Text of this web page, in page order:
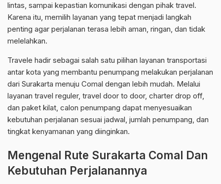
lintas, sampai kepastian komunikasi dengan pihak travel.
Karena itu, memilih layanan yang tepat menjadi langkah
penting agar perjalanan terasa lebih aman, ringan, dan tidak
melelahkan.
Travele hadir sebagai salah satu pilihan layanan transportasi
antar kota yang membantu penumpang melakukan perjalanan
dari Surakarta menuju Comal dengan lebih mudah. Melalui
layanan travel reguler, travel door to door, charter drop off,
dan paket kilat, calon penumpang dapat menyesuaikan
kebutuhan perjalanan sesuai jadwal, jumlah penumpang, dan
tingkat kenyamanan yang diinginkan.
Mengenal Rute Surakarta Comal Dan
Kebutuhan Perjalanannya